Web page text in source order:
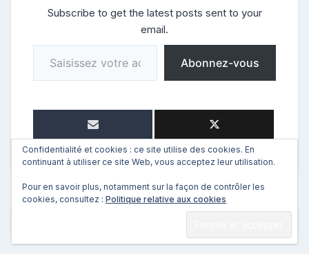
Subscribe to get the latest posts sent to your
email.
Saisissez votre adresse e-mail…
Abonnez-vous
Confidentialité et cookies : ce site utilise des cookies. En
continuant à utiliser ce site Web, vous acceptez leur utilisation.
Pour en savoir plus, notamment sur la façon de contrôler les
cookies, consultez : Politique relative aux cookies